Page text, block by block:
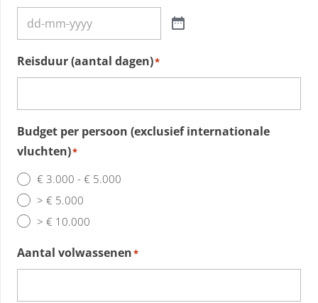
Reisduur (aantal dagen)*
Budget per persoon (exclusief internationale
vluchten)*
€ 3.000 - € 5.000
> € 5.000
> € 10.000
Aantal volwassenen*